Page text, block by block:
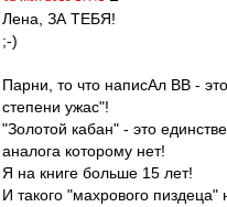
Лена, ЗА ТЕБЯ!
;-)
Парни, то что написАл ВВ -
степени ужас"!
"Золотой кабан" - это
аналога которому нет!
Я на книге больше 15 лет!
И такого "махрового пиздеца"